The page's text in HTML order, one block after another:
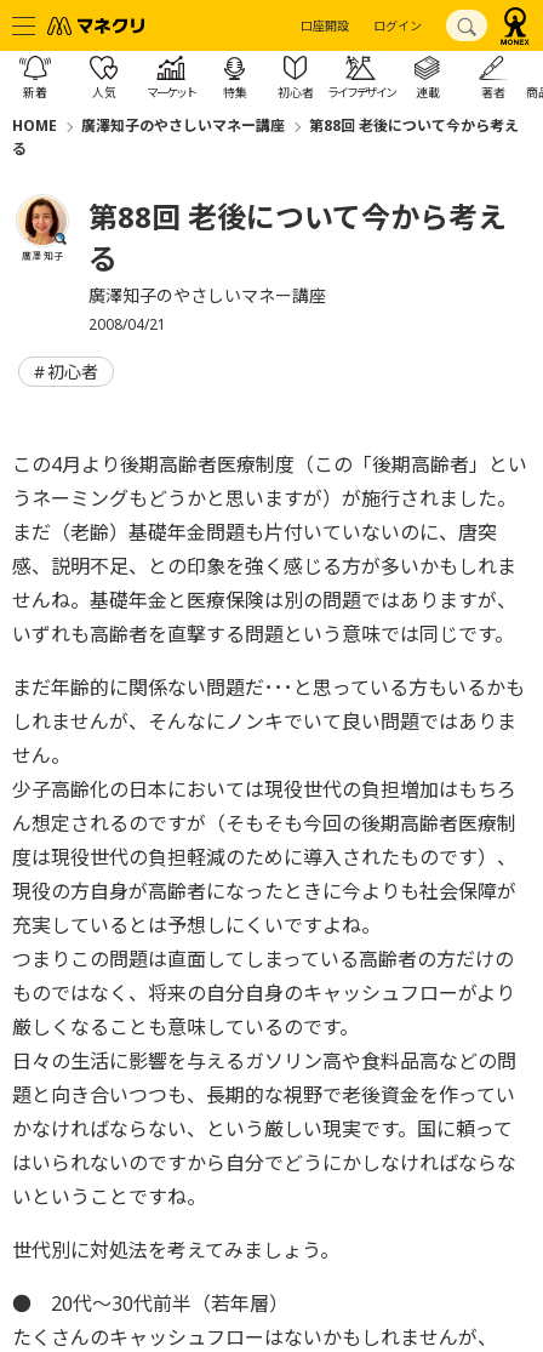
口座開設 ログイン
新着 人気 マーケット 特集 初心者 ライフデザイン 連載 著者 商
HOME 廣澤知子のやさしいマネー講座
第88回 老後について今から考え
る
廣澤 知子
第88回 老後について今から考え
る
廣澤知子のやさしいマネー講座
2008/04/21
初心者
この4月より後期高齢者医療制度（この「後期高齢者」とい
うネーミングもどうかと思いますが）が施行されました。
まだ（老齢）基礎年金問題も片付いていないのに、唐突
感、説明不足、との印象を強く感じる方が多いかもしれま
せんね。基礎年金と医療保険は別の問題ではありますが、
いずれも高齢者を直撃する問題という意味では同じです。
まだ年齢的に関係ない問題だ･･･と思っている方もいるかも
しれませんが、そんなにノンキでいて良い問題ではありま
せん。
少子高齢化の日本においては現役世代の負担増加はもちろ
ん想定されるのですが（そもそも今回の後期高齢者医療制
度は現役世代の負担軽減のために導入されたものです）、
現役の方自身が高齢者になったときに今よりも社会保障が
充実しているとは予想しにくいですよね。
つまりこの問題は直面してしまっている高齢者の方だけの
ものではなく、将来の自分自身のキャッシュフローがより
厳しくなることも意味しているのです。
日々の生活に影響を与えるガソリン高や食料品高などの問
題と向き合いつつも、長期的な視野で老後資金を作ってい
かなければならない、という厳しい現実です。国に頼って
はいられないのですから自分でどうにかしなければならな
いということですね。
世代別に対処法を考えてみましょう。
● 20代～30代前半（若年層）
たくさんのキャッシュフローはないかもしれませんが、